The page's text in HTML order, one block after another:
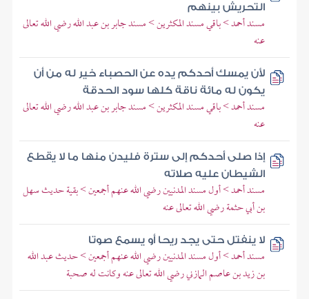
التحريش بينهم
مسند أحمد > باقي مسند المكثرين > مسند جابر بن عبد الله رضي الله تعالى
عنه
لأن يمسك أحدكم يده عن الحصباء خير له من أن
يكون له مائة ناقة كلها سود الحدقة
مسند أحمد > باقي مسند المكثرين > مسند جابر بن عبد الله رضي الله تعالى
عنه
إذا صلى أحدكم إلى سترة فليدن منها ما لا يقطع
الشيطان عليه صلاته
مسند أحمد > أول مسند المدنيين رضي الله عنهم أجمعين > بقية حديث سهل
بن أبي حثمة رضي الله تعالى عنه
لا ينفتل حتى يجد ريحا أو يسمع صوتا
مسند أحمد > أول مسند المدنيين رضي الله عنهم أجمعين > حديث عبد الله
بن زيد بن عاصم المازني رضي الله تعالى عنه وكانت له صحبة